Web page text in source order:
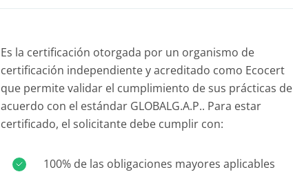
Es la certificación otorgada por un organismo de
certificación independiente y acreditado como Ecocert
que permite validar el cumplimiento de sus prácticas de
acuerdo con el estándar GLOBALG.A.P.. Para estar
certificado, el solicitante debe cumplir con:
100% de las obligaciones mayores aplicables